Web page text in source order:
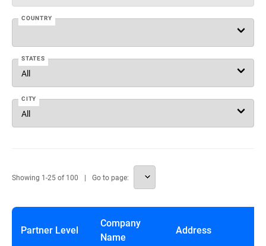
COUNTRY
STATES
CITY
Showing 1-25of 100 Go to page:
Partner Level
Company
Name
Address